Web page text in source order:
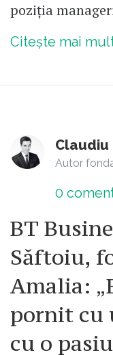
poziția
Citește mai
Claudiu
Autor
0
BT
Săftoiu,
Amalia:
pornit cu
cu o